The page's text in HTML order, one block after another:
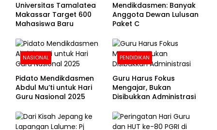
Universitas Tamalatea
Makassar Target 600
Mahasiswa Baru
Mendikdasmen: Banyak
Anggota Dewan Lulusan
Paket C
NASIONAL
Pidato Mendikdasmen
Abdul Mu’ti untuk Hari
Guru Nasional 2025
PENDIDIKAN
Guru Harus Fokus
Mengajar, Bukan
Disibukkan Administrasi